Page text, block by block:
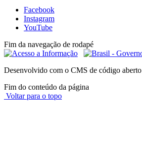
Facebook
Instagram
YouTube
Fim da navegação de rodapé
Desenvolvido com o CMS de código aberto
Fim do conteúdo da página
Voltar para o topo